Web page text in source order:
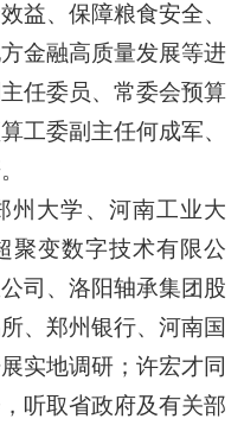
益、保障粮食安全、
金融高质量发展等进
任委员、常委会预算
工委副主任何成军、
州大学、河南工业大
聚变数字技术有限公
司、洛阳轴承集团股
、郑州银行、河南国
实地调研；许宏才同
听取省政府及有关部